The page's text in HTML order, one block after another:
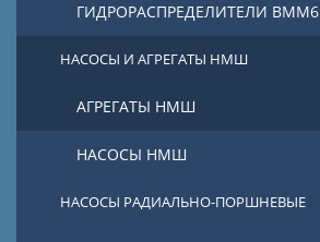
ГИДРОРАСПРЕДЕЛИТЕЛИ ВММ6
НАСОСЫ И АГРЕГАТЫ НМШ
АГРЕГАТЫ НМШ
НАСОСЫ НМШ
НАСОСЫ РАДИАЛЬНО-ПОРШНЕВЫЕ